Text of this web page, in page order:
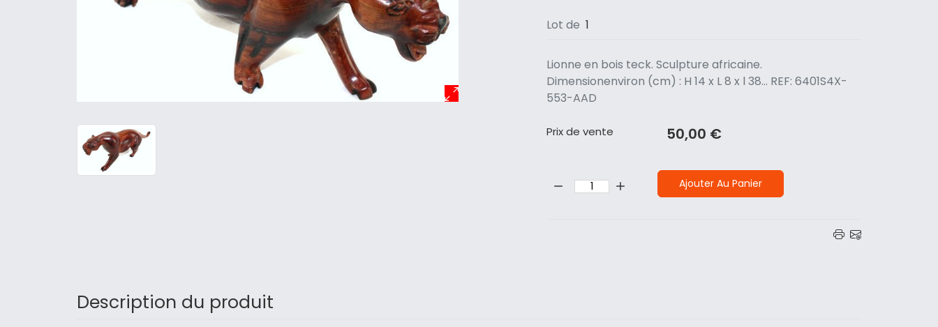
Lot de 1
Lionne en bois teck. Sculpture africaine.
Dimensionenviron (cm) : H 14 x L 8 x l 38... REF: 6401S4X-
553-AAD
Prix ​​de vente 50,00 €
Quantité: Ajouter Au Panier
Description du produit